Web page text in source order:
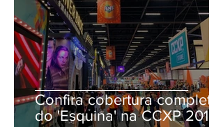
Confira cobertura completa
do 'Esquina' na CCXP 2019